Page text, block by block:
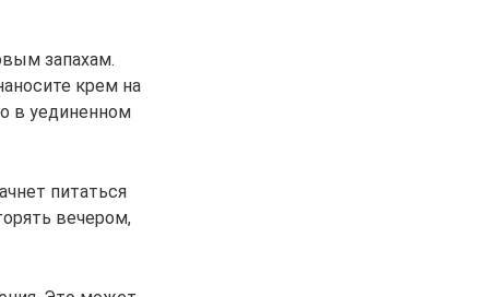
запахам.
крем на
в уединенном
питаться
вечером,